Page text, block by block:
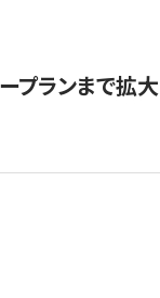
プランまで拡大